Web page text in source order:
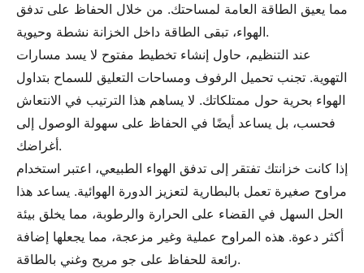
مما يعيق الطاقة العامة لمساحتك. من خلال الحفاظ على تدفق
الهواء، تبقى الطاقة داخل الخزانة نشطة وحيوية.
عند التنظيم، حاول إنشاء تخطيط مفتوح لا يسد مسارات
التهوية. تجنب تحميل الرفوف ومساحات التعليق للسماح بتداول
الهواء بحرية حول ممتلكاتك. لا يساهم هذا الترتيب في الانتعاش
فحسب، بل يساعد أيضًا في الحفاظ على سهولة الوصول إلى
أغراضك.
إذا كانت خزانتك تفتقر إلى تدفق الهواء الطبيعي، اعتبر استخدام
مراوح صغيرة تعمل بالبطارية لتعزيز الدورة الهوائية. يساعد هذا
الحل السهل في القضاء على الحرارة والرطوبة، مما يخلق بيئة
أكثر دعوة. هذه المراوح عملية وغير مزعجة، مما يجعلها إضافة
رائعة للحفاظ على جو مريح وغني بالطاقة.